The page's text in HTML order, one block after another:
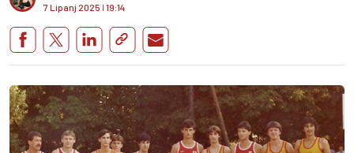
7 Lipanj 2025 I 19:14